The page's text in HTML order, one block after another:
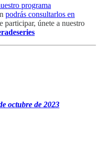
programa
podrás consultarlos en
participar, únete a nuestro
octubre de 2023